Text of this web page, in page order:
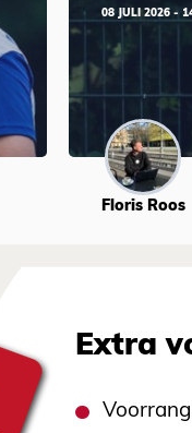
08 JULI 2026 -
Floris Roos
Extra